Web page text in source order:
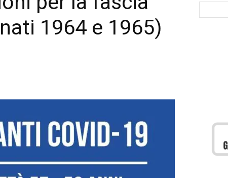
1964 e 1965)